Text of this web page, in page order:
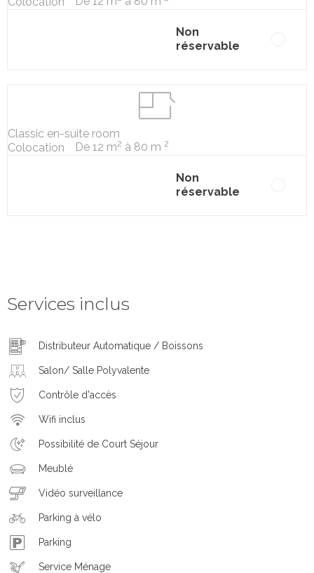
Non
réservable
Classic en-suite room
Colocation
De 12 m2 à 80 m 2
Non
réservable
Services inclus
Distributeur Automatique / Boissons
Salon/ Salle Polyvalente
Contrôle d'accès
Wifi inclus
Possibilité de Court Séjour
Meublé
Vidéo surveillance
Parking à vélo
Parking
Service Ménage